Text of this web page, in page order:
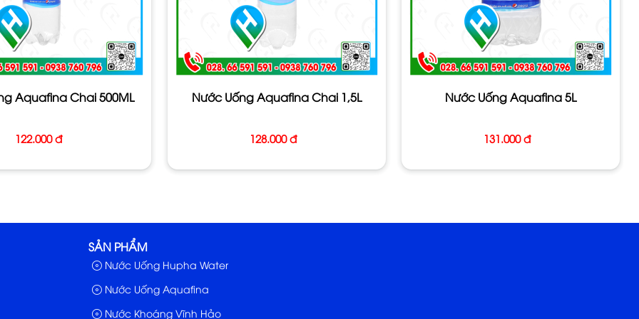
Aquafina Chai 500ML
122.000 đ
Nước Uống Aquafina Chai 1,5L
128.000 đ
Nước Uống Aquafina 5L
131.000 đ
SẢN PHẨM
Nước Uống Hupha Water
Nước Uống Aquafina
Nước Khoáng Vĩnh Hảo